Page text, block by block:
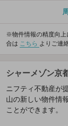
※物件情報の精度向上
合は こちら よりご連
シャーメゾン京
ニフティ不動産が
山の新しい物件情
ことができます。